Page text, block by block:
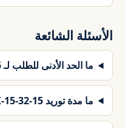
الأسئلة الشائعة
ما الحد الأدنى للطلب لـ DEN-JUICE-MILK-15-32-15؟
ما مدة توريد DEN-JUICE-MILK-15-32-15؟